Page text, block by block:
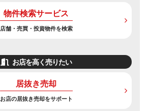
物件検索サービス
店舗・売買・投資物件を検索
お店を高く売りたい
居抜き売却
お店の居抜き売却をサポート